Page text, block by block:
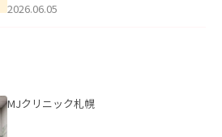
2026.06.05
MJクリニック札幌